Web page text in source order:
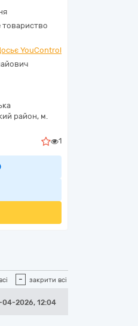
товариство
YouControl
район, м.
1
- закрити всі
04-2026, 12:04